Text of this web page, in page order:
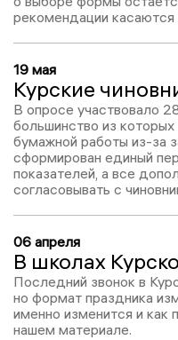
рекомендации
19 мая
В опросе участвовало
большинство из
бумажной работы из-за
сформирован единый
показателей, а все
согласовывать с
06 апреля
Последний звонок в
но формат праздника
именно изменится и как
нашем материале.